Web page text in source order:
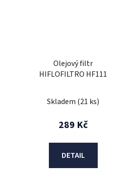
Olejový filtr
HIFLOFILTRO HF111
Skladem (21 ks)
289 Kč
DETAIL